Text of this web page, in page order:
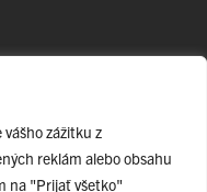
zážitku z
reklám alebo obsahu
na "Prijať všetko"